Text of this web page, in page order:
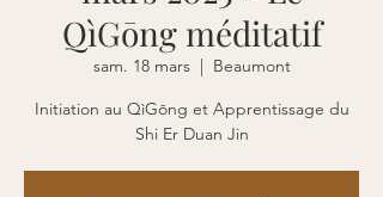
QìGōng méditatif
sam. 18 mars
  |
Beaumont
Initiation au QìGōng et Apprentissage du
Shi Er Duan Jin